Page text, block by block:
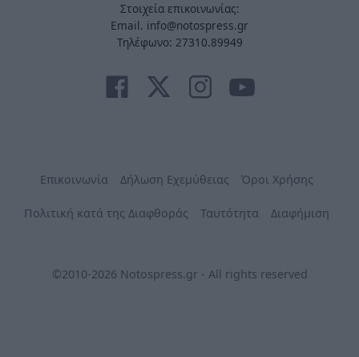
Στοιχεία επικοινωνίας:
Email. info@notospress.gr
Τηλέφωνο: 27310.89949
Επικοινωνία Δήλωση Εχεμύθειας Όροι Χρήσης
Πολιτική κατά της Διαφθοράς Ταυτότητα Διαφήμιση
©2010-2026 Notospress.gr - All rights reserved